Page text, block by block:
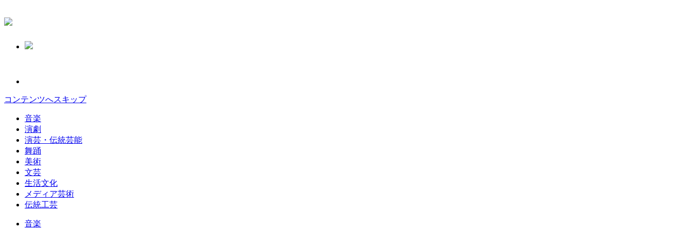
コンテンツへスキップ
音楽
演劇
演芸・伝統芸能
舞踊
美術
文芸
生活文化
メディア芸術
伝統工芸
音楽